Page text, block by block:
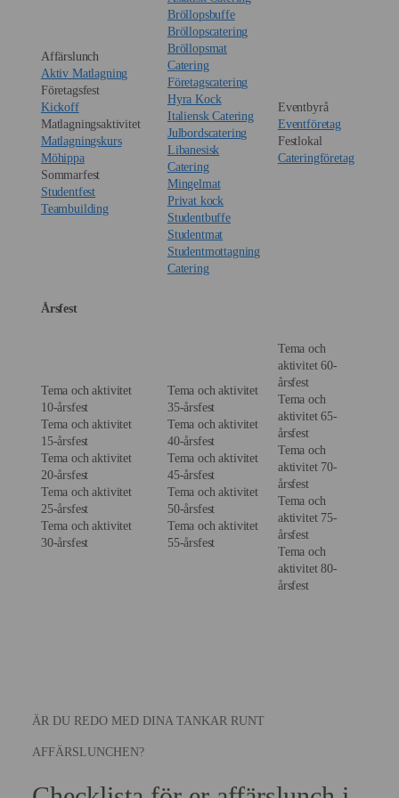
Affärslunch
Aktiv Matlagning
Företagsfest
Kickoff
Matlagningsaktivitet
Matlagningskurs
Möhippa
Sommarfest
Studentfest
Teambuilding
Bröllopsbuffe
Bröllopscatering
Bröllopsmat
Catering
Företagscatering
Hyra Kock
Italiensk Catering
Julbordscatering
Libanesisk
Catering
Mingelmat
Privat kock
Studentbuffe
Studentmat
Studentmottagning
Catering
Eventbyrå
Eventföretag
Festlokal
Cateringföretag
Årsfest
Tema och aktivitet
10-årsfest
Tema och aktivitet
15-årsfest
Tema och aktivitet
20-årsfest
Tema och aktivitet
25-årsfest
Tema och aktivitet
30-årsfest
Tema och aktivitet
35-årsfest
Tema och aktivitet
40-årsfest
Tema och aktivitet
45-årsfest
Tema och aktivitet
50-årsfest
Tema och aktivitet
55-årsfest
Tema och
aktivitet 60-
årsfest
Tema och
aktivitet 65-
årsfest
Tema och
aktivitet 70-
årsfest
Tema och
aktivitet 75-
årsfest
Tema och
aktivitet 80-
årsfest
ÄR DU REDO MED DINA TANKAR RUNT
AFFÄRSLUNCHEN?